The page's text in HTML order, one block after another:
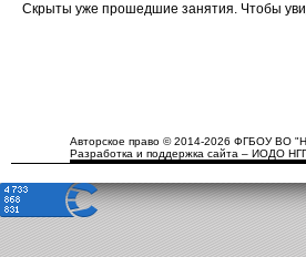
Скрыты уже прошедшие занятия. Чтобы
Авторское право © 2014-2026 ФГБОУ ВО
Разработка и поддержка сайта – ИОДО